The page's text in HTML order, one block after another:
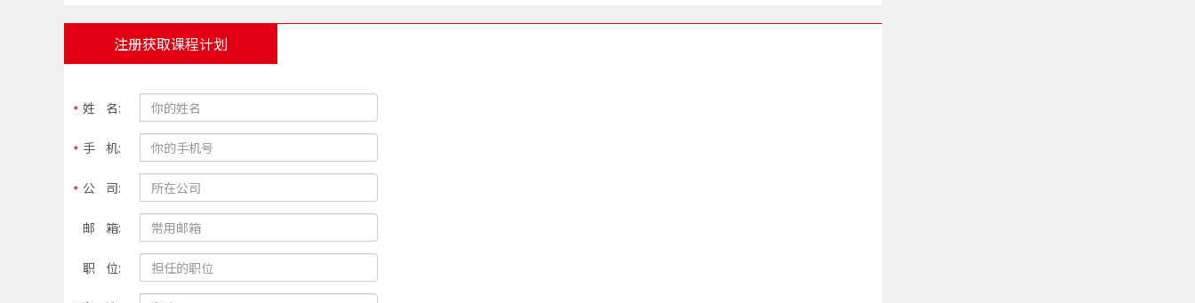
注册获取课程计划
姓 名:
手 机:
公 司:
邮 箱:
职 位: